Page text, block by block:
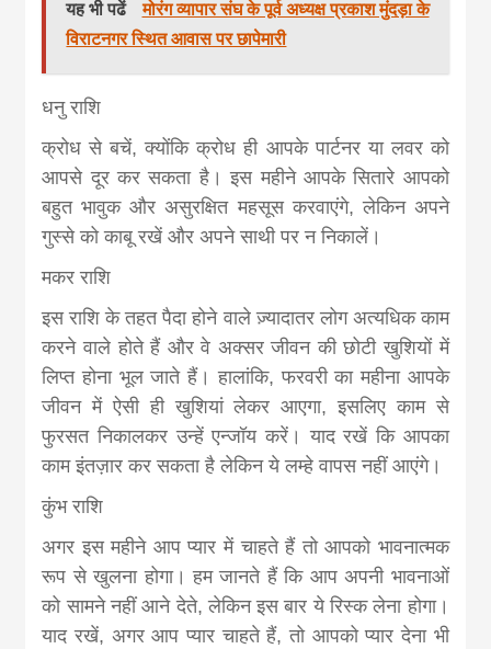
यह भी पढें
मोरंग व्यापार संघ के पूर्व अध्यक्ष प्रकाश मुंदड़ा के
विराटनगर स्थित आवास पर छापेमारी
धनु राशि
क्रोध से बचें, क्योंकि क्रोध ही आपके पार्टनर या लवर को
आपसे दूर कर सकता है। इस महीने आपके सितारे आपको
बहुत भावुक और असुरक्षित महसूस करवाएंगे, लेकिन अपने
गुस्से को काबू रखें और अपने साथी पर न निकालें।
मकर राशि
इस राशि के तहत पैदा होने वाले ज़्यादातर लोग अत्यधिक काम
करने वाले होते हैं और वे अक्सर जीवन की छोटी खुशियों में
लिप्त होना भूल जाते हैं। हालांकि, फरवरी का महीना आपके
जीवन में ऐसी ही खुशियां लेकर आएगा, इसलिए काम से
फुरसत निकालकर उन्हें एन्जॉय करें। याद रखें कि आपका
काम इंतज़ार कर सकता है लेकिन ये लम्हे वापस नहीं आएंगे।
कुंभ राशि
अगर इस महीने आप प्यार में चाहते हैं तो आपको भावनात्मक
रूप से खुलना होगा। हम जानते हैं कि आप अपनी भावनाओं
को सामने नहीं आने देते, लेकिन इस बार ये रिस्क लेना होगा।
याद रखें, अगर आप प्यार चाहते हैं, तो आपको प्यार देना भी